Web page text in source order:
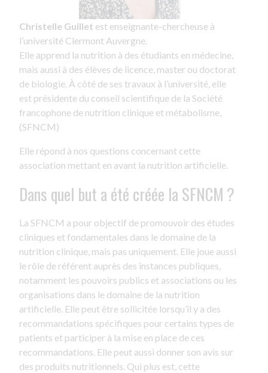
Christelle Guillet est enseignante-chercheuse à
l’université Clermont Auvergne.
Elle apprend la nutrition à des étudiants en médecine,
mais aussi à des élèves de licence, master ou doctorat
de biologie. À côté de ses travaux à l’université, elle
est présidente du conseil scientifique de la Société
francophone de nutrition clinique et métabolisme,
(SFNCM)
Elle répond à nos questions concernant cette
association mettant en avant la nutrition artificielle.
Dans quel but a été créée la SFNCM ?
La SFNCM a pour objectif de promouvoir des études
cliniques et fondamentales dans le domaine de la
nutrition clinique, mais pas uniquement. Elle joue aussi
le rôle de référent auprès des instances publiques,
notamment les pouvoirs publics et associations ou les
organisations dans le domaine de la nutrition
artificielle. Elle peut être sollicitée lorsqu’il y a des
recommandations spécifiques pour certains types de
patients et participer à la mise en place de ces
recommandations. Elle peut aussi donner son avis sur
des produits nutritionnels. Qui plus est, cette